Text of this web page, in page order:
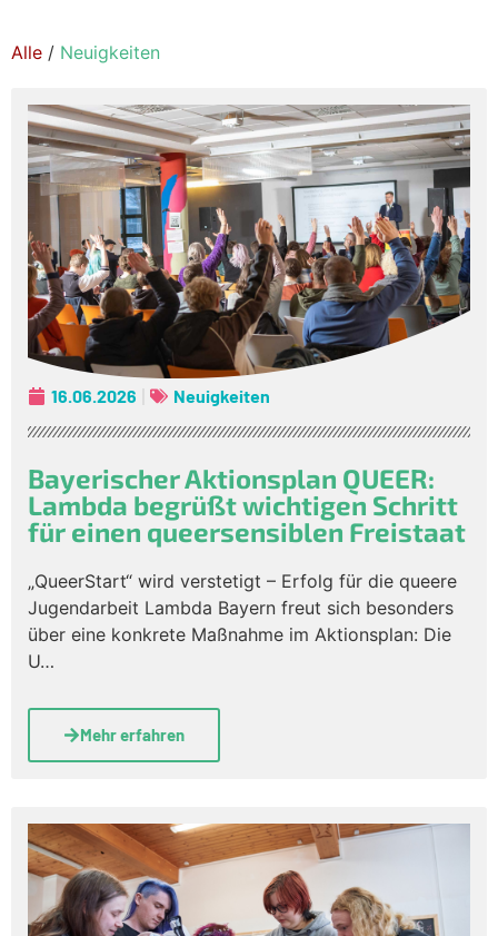
Alle / Neuigkeiten
16.06.2026 Neuigkeiten
Bayerischer Aktionsplan QUEER:
Lambda begrüßt wichtigen Schritt
für einen queersensiblen Freistaat
„QueerStart“ wird verstetigt – Erfolg für die queere
Jugendarbeit Lambda Bayern freut sich besonders
über eine konkrete Maßnahme im Aktionsplan: Die
U…
Mehr erfahren